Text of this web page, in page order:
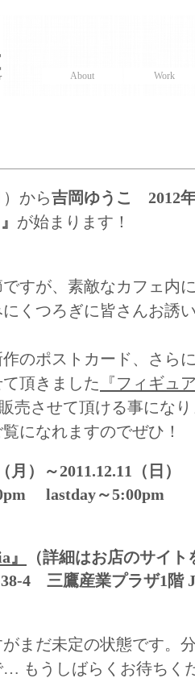
About Work
から吉岡ゆうこ 2012
が始まります！
すが、素敵なカフェ内
くつろぎに皆さんお誘
のポストカード、さら
頂きました 『フィギュ
売させて頂ける事にな
になれますのでぜひ！
）～2011.12.11（日）
lastday～5:00pm
（詳細はお店のサイ
4 三鷹産業プラザ1階
まだ未定の状態です。
もうしばらくお待ちく